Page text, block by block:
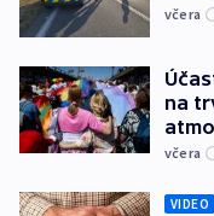
včera
na
včera
VIDEO